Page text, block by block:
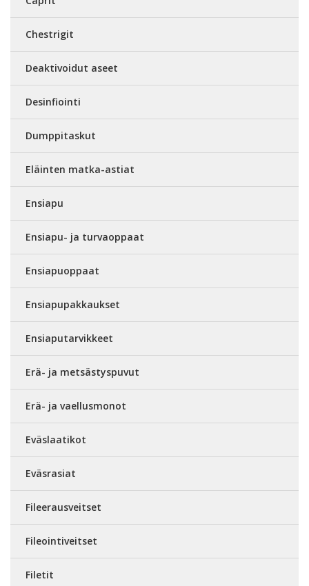
Chestrigit
Deaktivoidut aseet
Desinfiointi
Dumppitaskut
Eläinten matka-astiat
Ensiapu
Ensiapu- ja turvaoppaat
Ensiapuoppaat
Ensiapupakkaukset
Ensiaputarvikkeet
Erä- ja metsästyspuvut
Erä- ja vaellusmonot
Eväslaatikot
Eväsrasiat
Fileerausveitset
Fileointiveitset
Filetit